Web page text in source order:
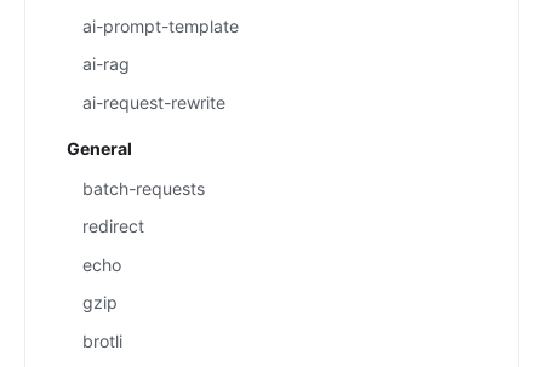
ai-prompt-template
ai-rag
ai-request-rewrite
General
batch-requests
redirect
echo
gzip
brotli